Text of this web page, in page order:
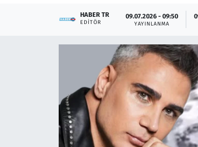
HABER TR
EDITÖR
09.07.2026 - 09:50
YAYINLANMA
Çevre & Doğa